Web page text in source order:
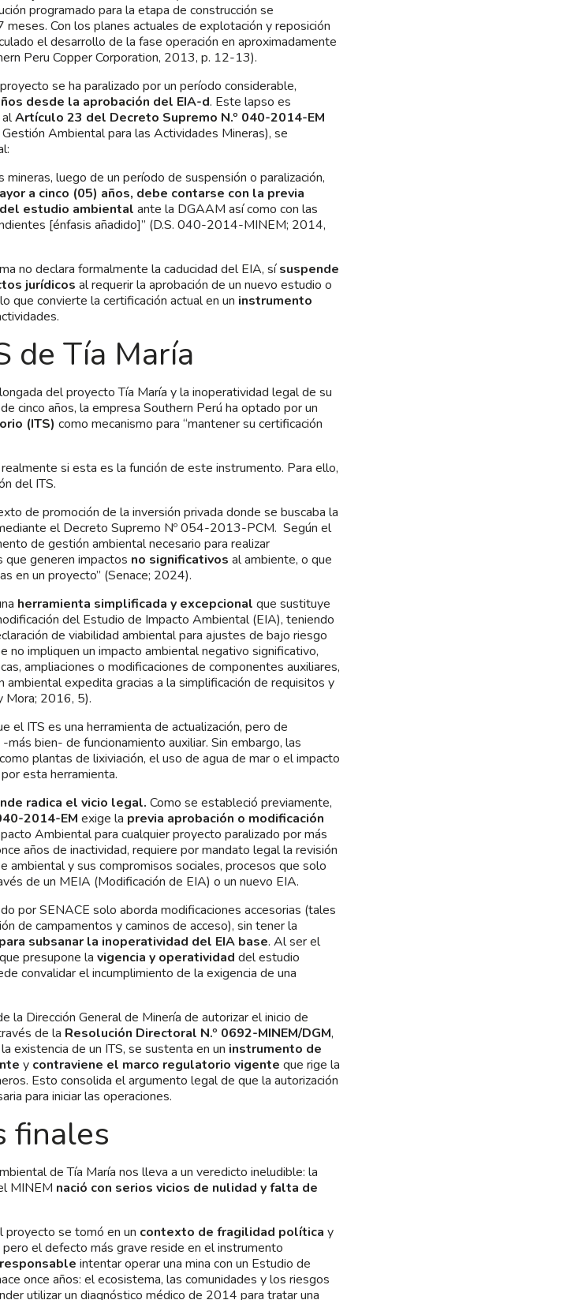
programado para la etapa de construcción se
meses. Con los planes actuales de explotación y reposición
el desarrollo de la fase operación en aproximadamente
Peru Copper Corporation, 2013, p. 12-13).
se ha paralizado por un período considerable,
desde la aprobación del EIA-d. Este lapso es
alArtículo 23 del Decreto Supremo N.º 040-2014-EM
Ambiental para las Actividades Mineras), se
mineras, luego de un período de suspensión o paralización,
a cinco (05) años, debe contarse con la previa
estudio ambiental ante la DGAAM así como con las
[énfasis añadido]” (D.S. 040-2014-MINEM; 2014,
no declara formalmente la caducidad del EIA, sísuspende
jurídicos al requerir la aprobación de un nuevo estudio o
que convierte la certificación actual en un instrumento
de Tía María
del proyecto Tía María y la inoperatividad legal de su
cinco años, la empresa Southern Perú ha optado por un
(ITS) como mecanismo para “mantener su certificación
si esta es la función de este instrumento. Para ello,
del ITS.
de promoción de la inversión privada donde se buscaba la
el Decreto Supremo Nº 054-2013-PCM. Según el
de gestión ambiental necesario para realizar
que generen impactos no significativos al ambiente, o que
en un proyecto” (Senace; 2024).
herramienta simplificada y excepcional que sustituye
del Estudio de Impacto Ambiental (EIA), teniendo
de viabilidad ambiental para ajustes de bajo riesgo
no impliquen un impacto ambiental negativo significativo,
ampliaciones o modificaciones de componentes auxiliares,
ambiental expedita gracias a la simplificación de requisitos y
Mora; 2016, 5).
el ITS es una herramienta de actualización, pero de
bien- de funcionamiento auxiliar. Sin embargo, las
plantas de lixiviación, el uso de agua de mar o el impacto
esta herramienta.
radica el vicio legal. Como se estableció previamente,
2014-EM exige la previa aprobación o modificación
Ambiental para cualquier proyecto paralizado por más
años de inactividad, requiere por mandato legal la revisión
ambiental y sus compromisos sociales, procesos que solo
de un MEIA (Modificación de EIA) o un nuevo EIA.
por SENACE solo aborda modificaciones accesorias (tales
de campamentos y caminos de acceso), sin tener la
subsanar la inoperatividad del EIA base. Al ser el
presupone la vigencia y operatividad del estudio
convalidar el incumplimiento de la exigencia de una
la Dirección General de Minería de autorizar el inicio de
de la Resolución Directoral N.º 0692-MINEM/DGM,
existencia de un ITS, se sustenta en un instrumento de
y contraviene el marco regulatorio vigente que rige la
Esto consolida el argumento legal de que la autorización
para iniciar las operaciones.
finales
de Tía María nos lleva a un veredicto ineludible: la
MINEM nació con serios vicios de nulidad y falta de
proyecto se tomó en un contexto de fragilidad política y
el defecto más grave reside en el instrumento
intentar operar una mina con un Estudio de
once años: el ecosistema, las comunidades y los riesgos
utilizar un diagnóstico médico de 2014 para tratar una